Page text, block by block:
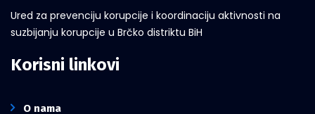
Ured za prevenciju korupcije i koordinaciju aktivnosti na
suzbijanju korupcije u Brčko distriktu BiH
Korisni linkovi
O nama